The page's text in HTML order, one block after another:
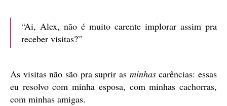
“Ai, Alex, não é muito carente implorar assim pra
receber visitas?”
As visitas não são pra suprir as minhascarências: essas
eu resolvo com minha esposa, com minhas cachorras,
com minhas amigas.